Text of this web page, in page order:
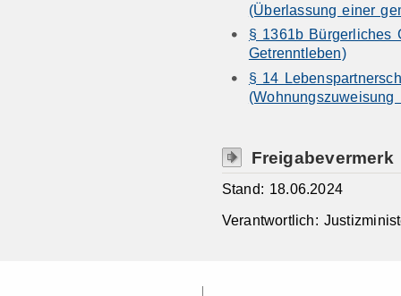
(Überlassung einer
§ 1361b Bürgerliches
Getrenntleben)
§ 14
Freigabevermerk
Stand: 18.06.2024
Verantwortlich: